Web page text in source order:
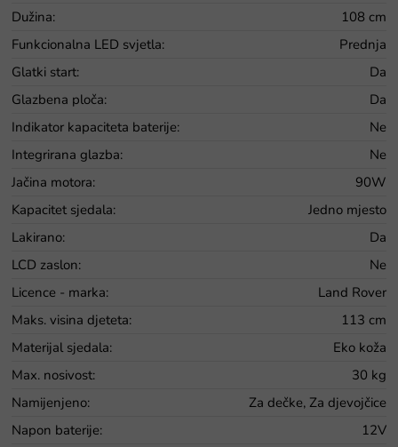
Dužina:
108 cm
Funkcionalna LED svjetla:
Prednja
Glatki start:
Da
Glazbena ploča:
Da
Indikator kapaciteta baterije:
Ne
Integrirana glazba:
Ne
Jačina motora:
90W
Kapacitet sjedala:
Jedno mjesto
Lakirano:
Da
LCD zaslon:
Ne
Licence - marka:
Land Rover
Maks. visina djeteta:
113 cm
Materijal sjedala:
Eko koža
Max. nosivost:
30 kg
Namijenjeno:
Za dečke, Za djevojčice
Napon baterije:
12V